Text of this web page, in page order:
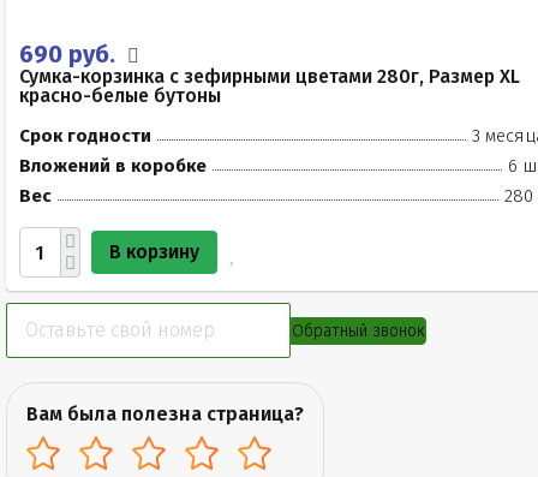
690 руб.
Сумка-корзинка с зефирными цветами 280г, Размер XL
красно-белые бутоны
Срок годности
3
Вложений в коробке
6
Вес
280
В корзину
Обратный звонок
Вам была полезна страница?